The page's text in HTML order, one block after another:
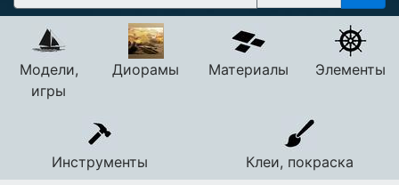
Модели,
игры
Диорамы Материалы Элементы
Инструменты
Клеи, покраска